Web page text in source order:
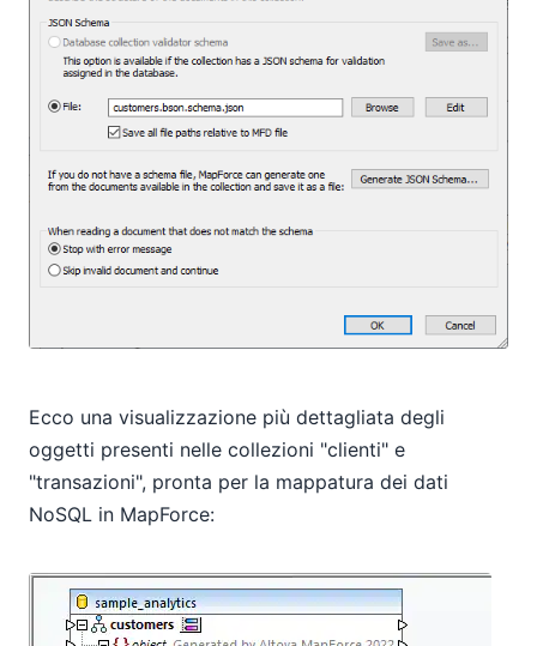
Ecco una visualizzazione più dettagliata degli
oggetti presenti nelle collezioni "clienti" e
"transazioni", pronta per la mappatura dei dati
NoSQL in MapForce: